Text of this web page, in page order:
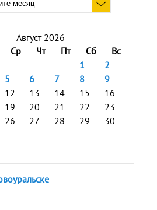
Август 2026
Ср Чт Пт Сб
Вс
1
2
5 6 7 8
9
12 13 14 15
16
19 20 21 22
23
26 27 28 29
30